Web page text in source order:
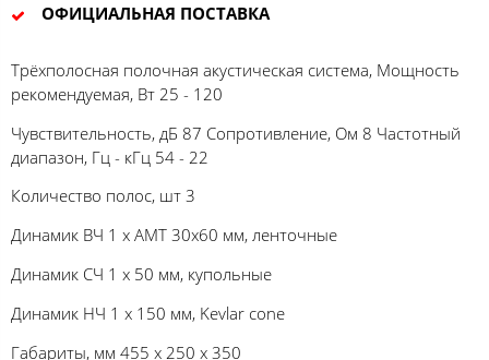
ОФИЦИАЛЬНАЯ ПОСТАВКА
Трёхполосная полочная акустическая система, Мощность
рекомендуемая, Вт 25 - 120
Чувствительность, дБ 87 Сопротивление, Ом 8 Частотный
диапазон, Гц - кГц 54 - 22
Количество полос, шт 3
Динамик ВЧ 1 х AMT 30х60 мм, ленточные
Динамик СЧ 1 x 50 мм, купольные
Динамик НЧ 1 х 150 мм, Kevlar cone
Габариты, мм 455 x 250 x 350